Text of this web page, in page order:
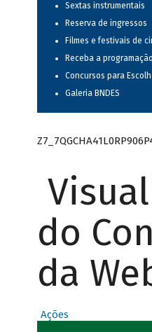
Sextas instrumentais
Reserva de ingressos
Filmes e festivais de
Receba a programação
Concursos para
Galeria BNDES
do
da
Ações